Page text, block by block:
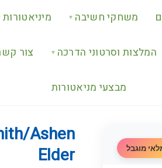
משחקי חשיבה ▼ מיניאטורות
המלצות וסרטוני הדרכה ▼ צור
מבצעי מניאטורות
מוגבל
Ashen
Elder